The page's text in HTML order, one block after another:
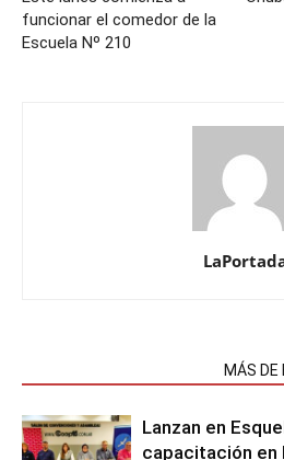
funcionar el comedor de la
Escuela Nº 210
MÁS DE
Lanzan en
capacitación en